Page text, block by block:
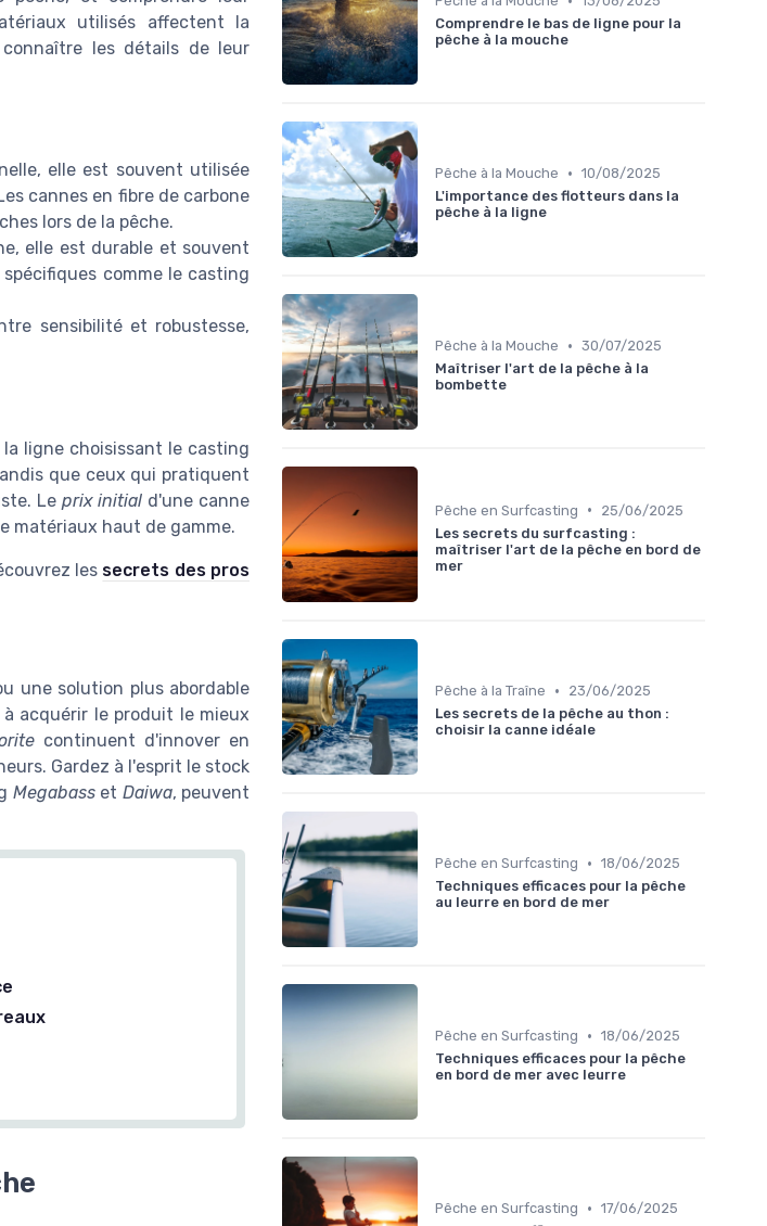
utilisés affectent la
les détails de leur
elle est souvent utilisée
cannes en fibre de carbone
lors de la pêche.
elle est durable et souvent
comme le casting
sensibilité et robustesse,
ligne choisissant le casting
que ceux qui pratiquent
Le prix initial d'une canne
matériaux haut de gamme.
les secrets des pros
une solution plus abordable
acquérir le produit le mieux
continuent d'innover en
Gardez à l'esprit le stock
Megabasset Daiwa, peuvent
Comprendre le bas de ligne pour la
pêche à la mouche
Pêche à la Mouche • 10/08/2025
L'importance des flotteurs dans la
pêche à la ligne
Pêche à la Mouche • 30/07/2025
Maîtriser l'art de la pêche à la
bombette
Pêche en Surfcasting •
25/06/2025
Les secrets du surfcasting :
maîtriser l'art de la pêche en bord de
mer
Pêche à la Traîne •
23/06/2025
Les secrets de la pêche au thon :
choisir la canne idéale
Pêche en Surfcasting • 18/06/2025
Techniques efficaces pour la pêche
au leurre en bord de mer
Pêche en Surfcasting • 18/06/2025
Techniques efficaces pour la pêche
en bord de mer avec leurre
Pêche en Surfcasting • 17/06/2025